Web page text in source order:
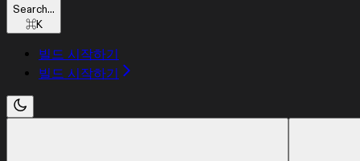
Search...
⌘K
빌드 시작하기
빌드 시작하기